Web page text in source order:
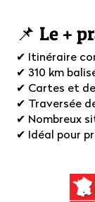
📌 Le +
✔ Itinéraire
✔ 310 km
✔ Cartes et
✔ Traversée
✔ Nombreux
✔ Idéal pour